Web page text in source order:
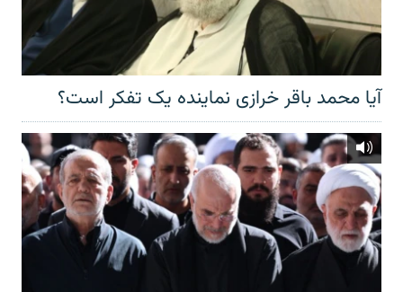
آیا محمد باقر خرازی نماینده یک تفکر است؟